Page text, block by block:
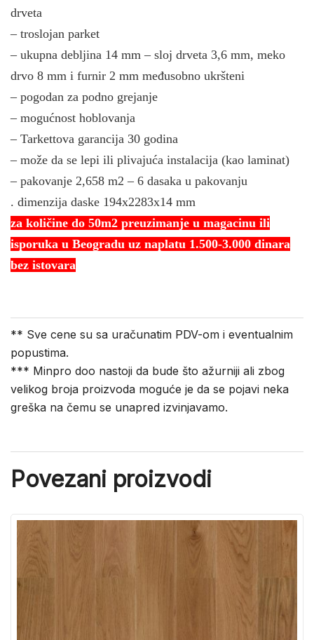
drveta
– troslojan parket
– ukupna debljina 14 mm – sloj drveta 3,6 mm, meko
drvo 8 mm i furnir 2 mm međusobno ukršteni
– pogodan za podno grejanje
– mogućnost hoblovanja
– Tarkettova garancija 30 godina
– može da se lepi ili plivajuća instalacija (kao laminat)
– pakovanje 2,658 m2 – 6 dasaka u pakovanju
. dimenzija daske 194x2283x14 mm
za količine do 50m2 preuzimanje u magacinu ili
isporuka u Beogradu uz naplatu 1.500-3.000 dinara
bez istovara
** Sve cene su sa uračunatim PDV-om i eventualnim
popustima.
*** Minpro doo nastoji da bude što ažurniji ali zbog
velikog broja proizvoda moguće je da se pojavi neka
greška na čemu se unapred izvinjavamo.
Povezani proizvodi